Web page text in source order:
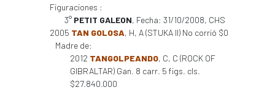
Figuraciones :
3° PETIT GALEON, Fecha: 31/10/2008, CHS
2005 TAN GOLOSA, H, A (STUKA II) No corrió $0
Madre de:
2012 TANGOLPEANDO, C, C (ROCK OF
GIBRALTAR) Gan. 8 carr. 5 figs. cls.
$27.840.000